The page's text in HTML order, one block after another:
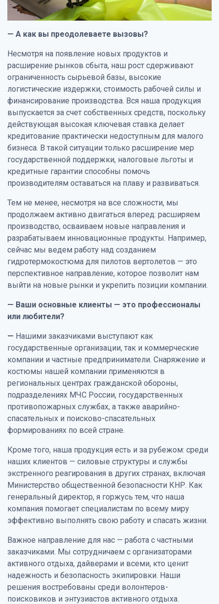
— А как вы преодолеваете вызовы?
Несмотря на появление новых продуктов и
расширение рынков сбыта, наш рост сдерживают
ограниченность сырьевой базы, высокие
логистические издержки, стоимость рабочей силы и
финансирование производства. Вся наша продукция
выпускается за счет собственных средств, поскольку
действующая высокая ключевая ставка делает
кредитование практически недоступным для малого
бизнеса. В такой ситуации только расширение мер
государственной поддержки, налоговые льготы и
кредитные гарантии способны помочь
производителям оставаться на плаву и развиваться.
Тем не менее, несмотря на все сложности, мы
продолжаем активно двигаться вперед: расширяем
производство, осваиваем новые направления и
разрабатываем инновационные продукты. Например,
сейчас мы ведем работу над созданием
гидротермокостюма для пилотов вертолетов — это
перспективное направление, которое позволит нам
выйти на новые рынки и укрепить позиции компании.
— Ваши основные клиенты — это профессионалы
или любители?
— Нашими заказчиками выступают как
государственные организации, так и коммерческие
компании и частные предприниматели. Снаряжение и
костюмы нашей компании применяются в
региональных центрах гражданской обороны,
подразделениях МЧС России, государственных
противопожарных службах, а также аварийно-
спасательных и поисково-спасательных
формированиях по всей стране.
Кроме того, наша продукция есть и за рубежом: среди
наших клиентов — силовые структуры и службы
экстренного реагирования в других странах, включая
Министерство общественной безопасности КНР. Как
генеральный директор, я горжусь тем, что наша
компания помогает специалистам по всему миру
эффективно выполнять свою работу и спасать жизни.
Важное направление для нас — работа с частными
заказчиками. Мы сотрудничаем с организаторами
активного отдыха, дайверами и всеми, кто ценит
надежность и безопасность экипировки. Наши
решения востребованы среди волонтеров-
поисковиков и энтузиастов активного отдыха.